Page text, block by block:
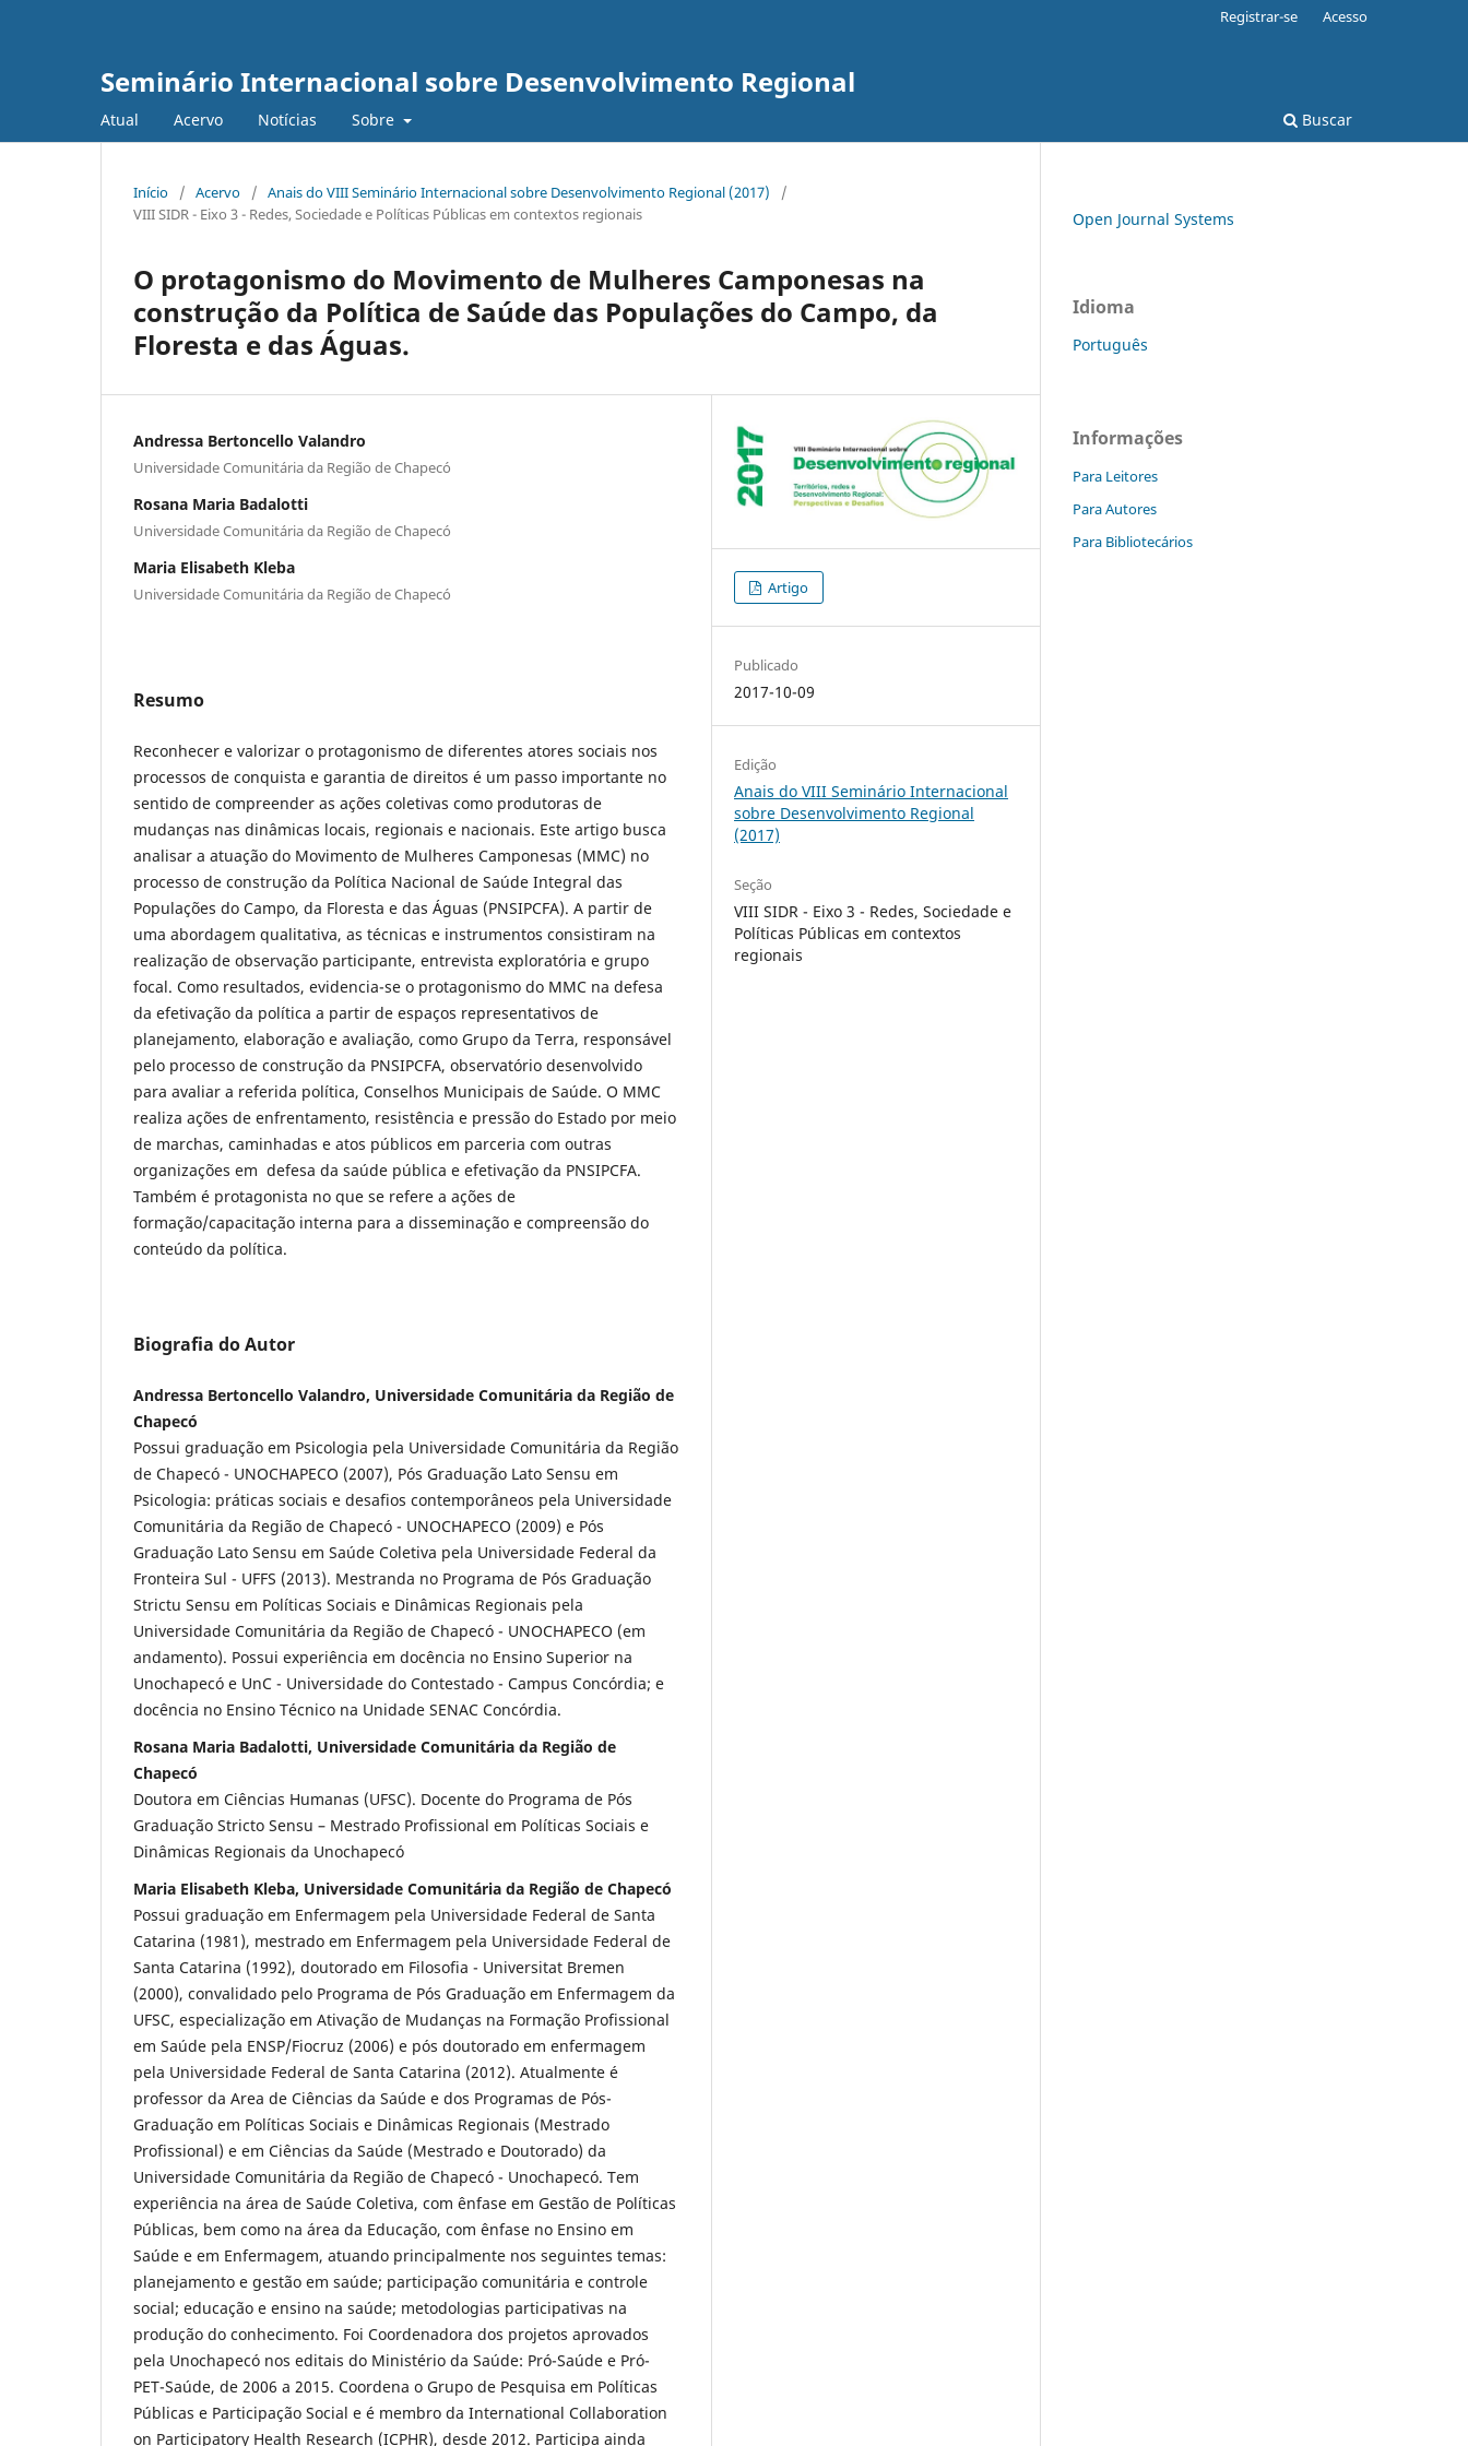
Seminário Internacional sobre Desenvolvimento Regional
Atual Acervo Notícias Sobre Buscar
Registrar-se Acesso
Início / Acervo / Anais do VIII Seminário Internacional sobre Desenvolvimento Regional (2017)
/
VIII SIDR - Eixo 3 - Redes, Sociedade e Políticas Públicas em contextos regionais
O protagonismo do Movimento de Mulheres Camponesas na
construção da Política de Saúde das Populações do Campo, da
Floresta e das Águas.
Andressa Bertoncello Valandro
Universidade Comunitária da Região de Chapecó
Rosana Maria Badalotti
Universidade Comunitária da Região de Chapecó
Maria Elisabeth Kleba
Universidade Comunitária da Região de Chapecó
Resumo
Reconhecer e valorizar o protagonismo de diferentes atores sociais nos
processos de conquista e garantia de direitos é um passo importante no
sentido de compreender as ações coletivas como produtoras de
mudanças nas dinâmicas locais, regionais e nacionais. Este artigo busca
analisar a atuação do Movimento de Mulheres Camponesas (MMC) no
processo de construção da Política Nacional de Saúde Integral das
Populações do Campo, da Floresta e das Águas (PNSIPCFA). A partir de
uma abordagem qualitativa, as técnicas e instrumentos consistiram na
realização de observação participante, entrevista exploratória e grupo
focal. Como resultados, evidencia-se o protagonismo do MMC na defesa
da efetivação da política a partir de espaços representativos de
planejamento, elaboração e avaliação, como Grupo da Terra, responsável
pelo processo de construção da PNSIPCFA, observatório desenvolvido
para avaliar a referida política, Conselhos Municipais de Saúde. O MMC
realiza ações de enfrentamento, resistência e pressão do Estado por meio
de marchas, caminhadas e atos públicos em parceria com outras
organizações em defesa da saúde pública e efetivação da PNSIPCFA.
Também é protagonista no que se refere a ações de
formação/capacitação interna para a disseminação e compreensão do
conteúdo da política.
Biografia do Autor
Andressa Bertoncello Valandro, Universidade Comunitária da Região de
Chapecó
Possui graduação em Psicologia pela Universidade Comunitária da Região
de Chapecó - UNOCHAPECO (2007), Pós Graduação Lato Sensu em
Psicologia: práticas sociais e desafios contemporâneos pela Universidade
Comunitária da Região de Chapecó - UNOCHAPECO (2009) e Pós
Graduação Lato Sensu em Saúde Coletiva pela Universidade Federal da
Fronteira Sul - UFFS (2013). Mestranda no Programa de Pós Graduação
Strictu Sensu em Políticas Sociais e Dinâmicas Regionais pela
Universidade Comunitária da Região de Chapecó - UNOCHAPECO (em
andamento). Possui experiência em docência no Ensino Superior na
Unochapecó e UnC - Universidade do Contestado - Campus Concórdia; e
docência no Ensino Técnico na Unidade SENAC Concórdia.
Rosana Maria Badalotti, Universidade Comunitária da Região de
Chapecó
Doutora em Ciências Humanas (UFSC). Docente do Programa de Pós
Graduação Stricto Sensu – Mestrado Profissional em Políticas Sociais e
Dinâmicas Regionais da Unochapecó
Maria Elisabeth Kleba, Universidade Comunitária da Região de Chapecó
Possui graduação em Enfermagem pela Universidade Federal de Santa
Catarina (1981), mestrado em Enfermagem pela Universidade Federal de
Santa Catarina (1992), doutorado em Filosofia - Universitat Bremen
(2000), convalidado pelo Programa de Pós Graduação em Enfermagem da
UFSC, especialização em Ativação de Mudanças na Formação Profissional
em Saúde pela ENSP/Fiocruz (2006) e pós doutorado em enfermagem
pela Universidade Federal de Santa Catarina (2012). Atualmente é
professor da Area de Ciências da Saúde e dos Programas de Pós-
Graduação em Políticas Sociais e Dinâmicas Regionais (Mestrado
Profissional) e em Ciências da Saúde (Mestrado e Doutorado) da
Universidade Comunitária da Região de Chapecó - Unochapecó. Tem
experiência na área de Saúde Coletiva, com ênfase em Gestão de Políticas
Públicas, bem como na área da Educação, com ênfase no Ensino em
Saúde e em Enfermagem, atuando principalmente nos seguintes temas:
planejamento e gestão em saúde; participação comunitária e controle
social; educação e ensino na saúde; metodologias participativas na
produção do conhecimento. Foi Coordenadora dos projetos aprovados
pela Unochapecó nos editais do Ministério da Saúde: Pró-Saúde e Pró-
PET-Saúde, de 2006 a 2015. Coordena o Grupo de Pesquisa em Políticas
Públicas e Participação Social e é membro da International Collaboration
on Participatory Health Research (ICPHR), desde 2012. Participa ainda
Artigo
Publicado
2017-10-09
Edição
Anais do VIII Seminário Internacional
sobre Desenvolvimento Regional
(2017)
Seção
VIII SIDR - Eixo 3 - Redes, Sociedade e
Políticas Públicas em contextos
regionais
Open Journal Systems
Idioma
Português
Informações
Para Leitores
Para Autores
Para Bibliotecários